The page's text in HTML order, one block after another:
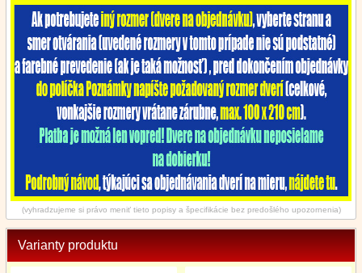
(vyhradzujeme si právo meniť tieto popisy a špecifikácie bez predošlého upozornenia)
Varianty produktu